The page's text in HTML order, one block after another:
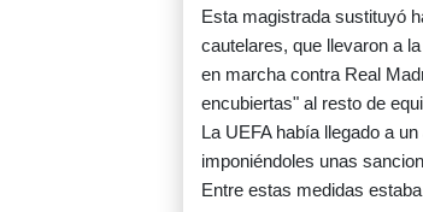
Esta magistrada sustituyó
cautelares, que llevaron a
en marcha contra Real
encubiertas" al resto de
La UEFA había llegado a
imponiéndoles unas
Entre estas medidas